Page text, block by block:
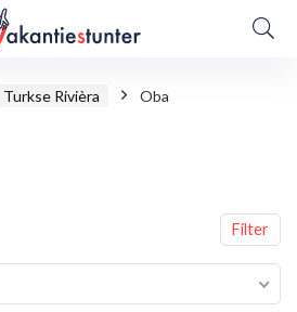
Turkse Rivièra Oba
Filter